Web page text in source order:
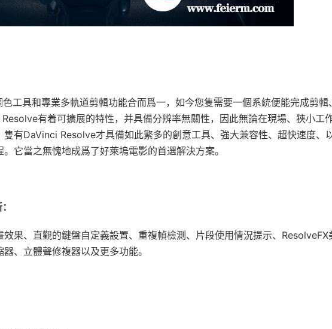
工具和專業多軌道剪輯功能合而爲一，如今您隻需要一個系統便能完成剪輯
有着可擴展的特性，并具備分辨率無關性，因此無論在現場、狹小工
有DaVinci Resolve才具備如此繁多的創意工具、強大兼容性、超快速度、
它當之無愧地成爲了好萊塢電影的首選解決方案。
果、直觀的鍵盤自定義設置、重複幀檢測、片段使用情況提示、ResolveFX
、立體聲修複器以及更多功能。